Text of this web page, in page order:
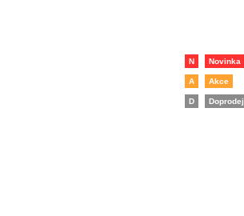
N Novinka
A Akce
D Doprodej